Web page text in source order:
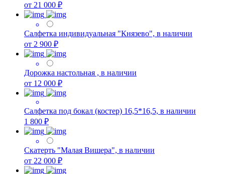
от 21 000 ₽
Салфетка индивидуальная "Князево", в наличии
от 2 900 ₽
Дорожка настольная , в наличии
от 12 000 ₽
Салфетка под бокал (костер) 16,5*16,5, в наличии
1 800 ₽
Скатерть "Малая Вишера", в наличии
от 22 000 ₽